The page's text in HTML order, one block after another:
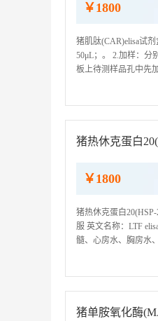
￥1800
猪肌肽(CAR)elisa试
50μL；。 2.加样：分
板上待测样品孔中先
猪热休克蛋白
￥1800
猪热休克蛋白
服 英文名称：LTF
髓、心房水、胸房水
猪单胺氧化酶